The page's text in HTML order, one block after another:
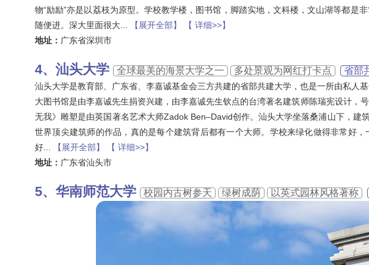
物“励励”亦是以荔枝为原型。学校教学楼，图书馆，脚踏实地，文科楼，文山湖等都是
随便进。深大里面很大
【展开全部】
【 详细>>】
地址： 广东省深圳市
汕头大学 全球最美的海景大学之一 多处景观为网红打卡点 省部
汕头大学是教育部、广东省、李嘉诚基金会三方共建的省部共建大学，也是一所由私
大图书馆是由李嘉诚先生捐资兴建，由李嘉诚先生钦点的台湾著名建筑师陈瑞宪设计，
无我》雕塑是由英国著名艺术大师Zadok Ben–David创作。汕头大学坐落桑浦山下，建
世界顶尖建筑师的作品，真的是每个建筑背后都有一个大师。学校来绿化做得非常好
好
【展开全部】
【 详细>>】
地址： 广东省汕头市
华南师范大学 校园内古树参天 绿树成荫 以英式园林风格著称